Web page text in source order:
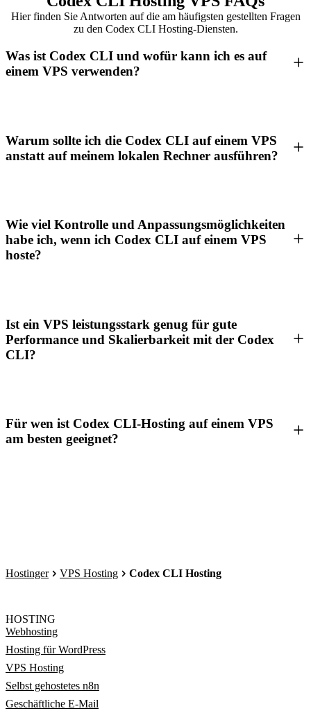
Hier finden Sie Antworten auf die am häufigsten gestellten Fragen
zu den Codex CLI Hosting-Diensten.
Was ist Codex CLI und wofür kann ich es auf
einem VPS verwenden?
Warum sollte ich die Codex CLI auf einem VPS
anstatt auf meinem lokalen Rechner ausführen?
Wie viel Kontrolle und Anpassungsmöglichkeiten
habe ich, wenn ich Codex CLI auf einem VPS
hoste?
Ist ein VPS leistungsstark genug für gute
Performance und Skalierbarkeit mit der Codex
CLI?
Für wen ist Codex CLI-Hosting auf einem VPS
am besten geeignet?
Hostinger VPS Hosting Codex CLI Hosting
HOSTING
Webhosting
Hosting für WordPress
VPS Hosting
Selbst gehostetes n8n
Geschäftliche E-Mail